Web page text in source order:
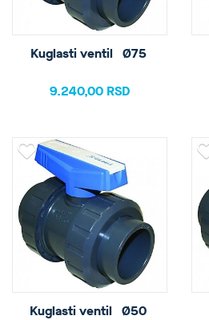
Kuglasti ventil   Ø75
9.240,00 RSD
Kuglasti ventil   Ø50